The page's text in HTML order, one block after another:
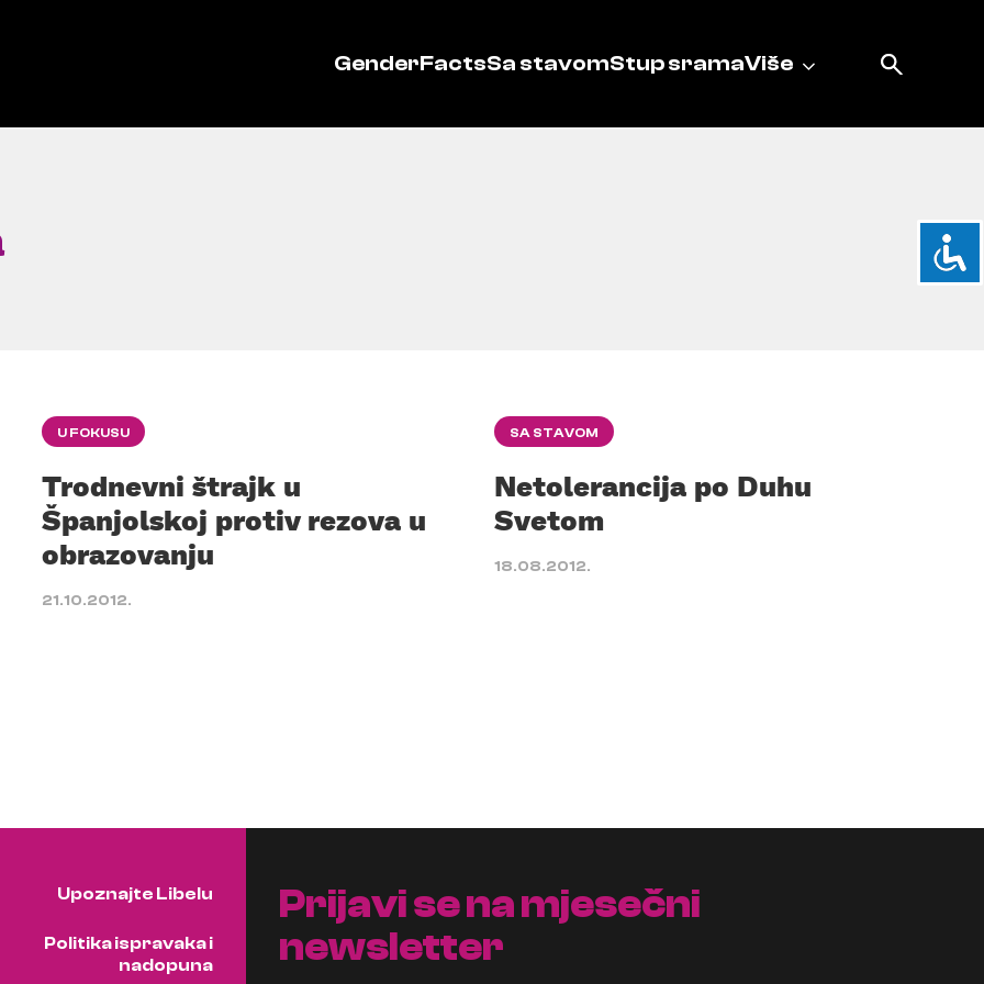
GenderFactsSa stavomStup sramaViše
U FOKUSU
Trodnevni štrajk u
Španjolskoj protiv rezova u
obrazovanju
21.10.2012.
SA STAVOM
Netolerancija po Duhu
Svetom
18.08.2012.
Upoznajte Libelu
Politika ispravaka i
nadopuna
Prijavi se na mjesečni
newsletter